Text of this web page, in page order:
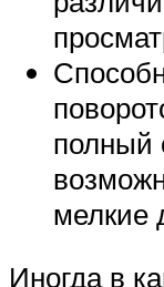
полный
мелкие
Иногда в